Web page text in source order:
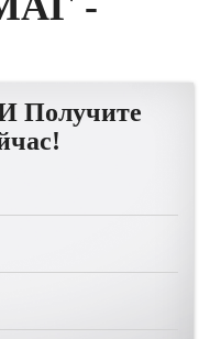
Получите